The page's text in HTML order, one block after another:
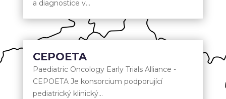
a diagnostice v...
CEPOETA
Paediatric Oncology Early Trials Alliance -
CEPOETA Je konsorcium podporující
pediatrický klinický...